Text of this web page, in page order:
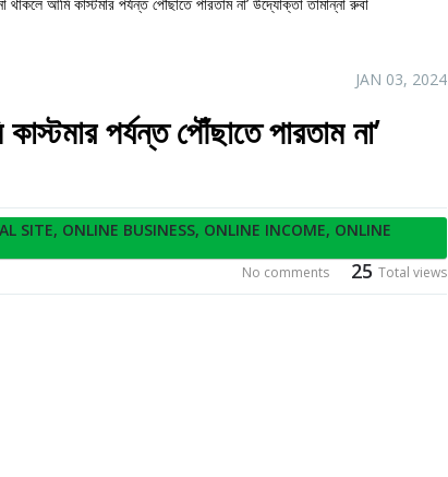
JAN 03, 2024
পর্যন্ত পৌঁছাতে পারতাম না’
SITE, ONLINE BUSINESS, ONLINE INCOME, ONLINE
25 Total views
No comments